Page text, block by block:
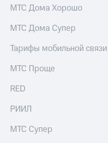
МТС Дома Хорошо
МТС Дома Супер
Тарифы мобильной связи
МТС Проще
RED
РИИЛ
МТС Супер